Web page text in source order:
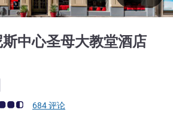
中心圣母大教堂酒店3 星
评级) 684 评论